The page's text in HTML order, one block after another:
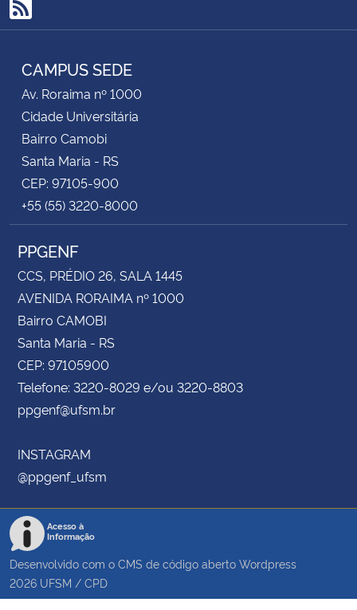
RSS
CAMPUS SEDE
Av. Roraima nº 1000
Cidade Universitária
Bairro Camobi
Santa Maria - RS
CEP: 97105-900
+55 (55) 3220-8000
PPGENF
CCS, PRÉDIO 26, SALA 1445
AVENIDA RORAIMA nº 1000
Bairro CAMOBI
Santa Maria - RS
CEP: 97105900
Telefone: 3220-8029 e/ou 3220-8803
ppgenf@ufsm.br
INSTAGRAM
@ppgenf_ufsm
Acesso à
Informação
Desenvolvido com o CMS de código aberto Wordpress
2026 UFSM / CPD